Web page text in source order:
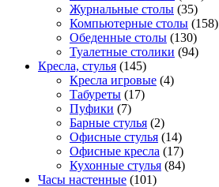
Журнальные столы (35)
Компьютерные столы (158)
Обеденные столы (130)
Туалетные столики (94)
Кресла, стулья (145)
Кресла игровые (4)
Табуреты (17)
Пуфики (7)
Барные стулья (2)
Офисные стулья (14)
Офисные кресла (17)
Кухонные стулья (84)
Часы настенные (101)